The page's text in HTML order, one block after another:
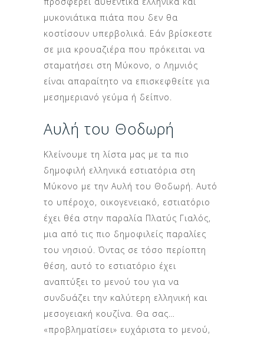
μυκονιάτικα πιάτα που δεν θα
κοστίσουν υπερβολικά. Εάν βρίσκεστε
σε μια κρουαζιέρα που πρόκειται να
σταματήσει στη Μύκονο, ο Λημνιός
είναι απαραίτητο να επισκεφθείτε για
μεσημεριανό γεύμα ή δείπνο.
Αυλή του Θοδωρή
Κλείνουμε τη λίστα μας με τα πιο
δημοφιλή ελληνικά εστιατόρια στη
Μύκονο με την Αυλή του Θοδωρή. Αυτό
το υπέροχο, οικογενειακό, εστιατόριο
έχει θέα στην παραλία Πλατύς Γιαλός,
μια από τις πιο δημοφιλείς παραλίες
του νησιού. Όντας σε τόσο περίοπτη
θέση, αυτό το εστιατόριο έχει
αναπτύξει το μενού του για να
συνδυάζει την καλύτερη ελληνική και
μεσογειακή κουζίνα. Θα σας…
«προβληματίσει» ευχάριστα το μενού,